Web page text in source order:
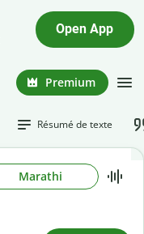
Open App
Premium
Résumé de texte
Marathi